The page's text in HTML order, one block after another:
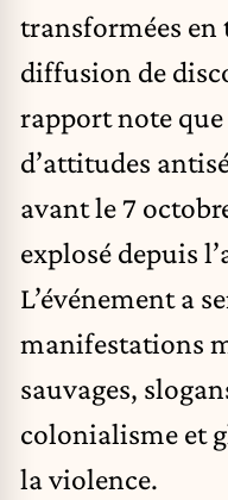
transformées en
diffusion de
rapport note
d’attitudes
avant le 7
explosé depuis
L’événement a
manifestations
sauvages,
colonialisme et
la violence.